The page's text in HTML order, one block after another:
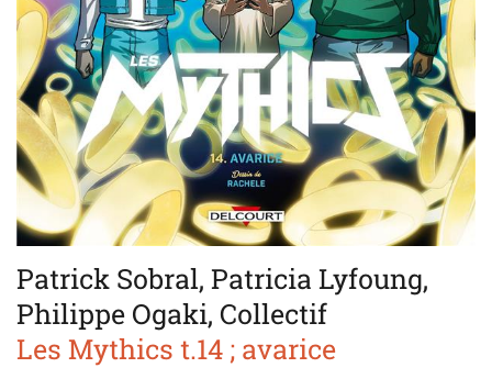
Patrick Sobral, Patricia Lyfoung,
Philippe Ogaki, Collectif
Les Mythics t.14 ; avarice